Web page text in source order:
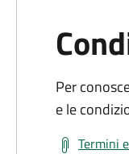
Per
e le
Termini